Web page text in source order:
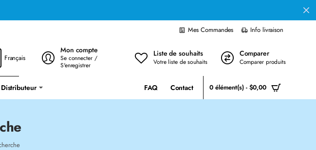
Mes Commandes Info livraison
Français
Mon compte
Se connecter /
S'enregistrer
Liste de souhaits
Votre liste de souhaits
Comparer
Comparer produits
FAQ Contact 0 élément(s) - $0,00